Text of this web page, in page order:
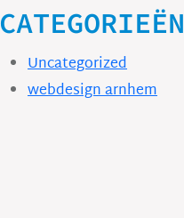
CATEGORIEËN
Uncategorized
webdesign arnhem